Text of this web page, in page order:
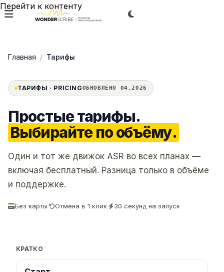
Перейти к контенту
Главная / Тарифы
ТАРИФЫ · PRICINGОБНОВЛЕНО 04.2026
Простые тарифы.
Выбирайте по объёму.
Один и тот же движок ASR во всех планах —
включая бесплатный. Разница только в объёме
и поддержке.
Без карты· Отмена в 1 клик· 30 секунд на запуск
Сравнение тарифов
КРАТКО